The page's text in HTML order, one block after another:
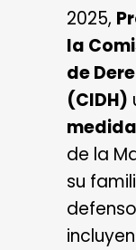
2025,
la
de
(CIDH)
de la
su